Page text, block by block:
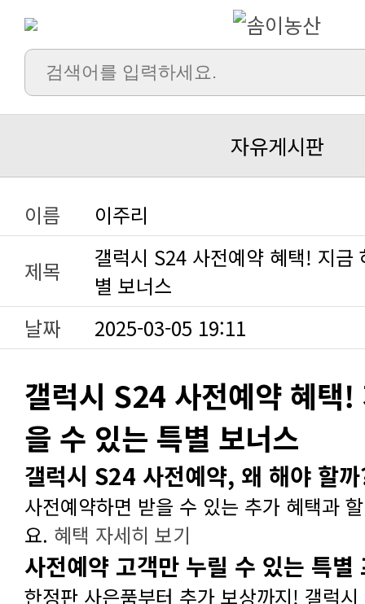
자유게시판
이름
이주리
제목
별 보너스
날짜
2025-03-05 19:11
을 수 있는 특별 보너스
갤럭시 S24 사전예약, 왜 해야 할
요. 혜택 자세히 보기
사전예약 고객만 누릴 수 있는 특별